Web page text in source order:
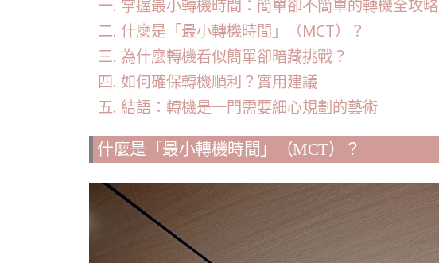
掌握最小轉機時間：簡單卻不簡單的轉機全攻略
什麼是「最小轉機時間」（MCT）？
為什麼轉機看似簡單卻暗藏挑戰？
如何確保轉機順利？實用建議
結語：轉機是一門需要細心規劃的藝術
什麼是「最小轉機時間」（MCT）？